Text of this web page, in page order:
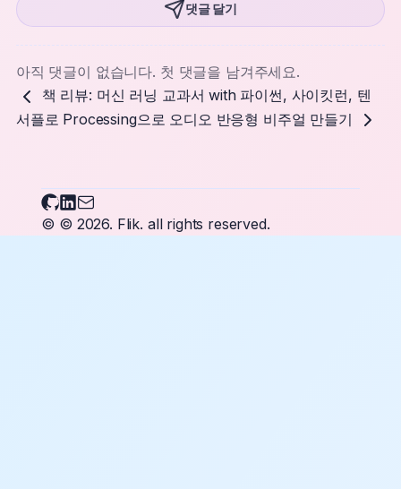
댓글 달기
아직 댓글이 없습니다. 첫 댓글을 남겨주세요.
책 리뷰: 머신 러닝 교과서 with 파이썬, 사이킷런, 텐
서플로 Processing으로 오디오 반응형 비주얼 만들기
Flikary on Github
Flikary on LinkedIn
© © 2026. Flik. all rights reserved.